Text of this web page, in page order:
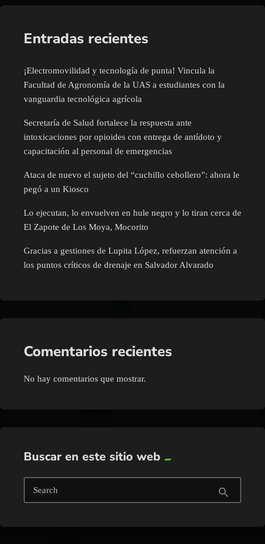
Entradas recientes
¡Electromovilidad y tecnología de punta! Vincula la
Facultad de Agronomía de la UAS a estudiantes con la
vanguardia tecnológica agrícola
Secretaría de Salud fortalece la respuesta ante
intoxicaciones por opioides con entrega de antídoto y
capacitación al personal de emergencias
Ataca de nuevo el sujeto del “cuchillo cebollero”: ahora le
pegó a un Kiosco
Lo ejecutan, lo envuelven en hule negro y lo tiran cerca de
El Zapote de Los Moya, Mocorito
Gracias a gestiones de Lupita López, refuerzan atención a
los puntos críticos de drenaje en Salvador Alvarado
Comentarios recientes
No hay comentarios que mostrar.
Buscar en este sitio web
Search search